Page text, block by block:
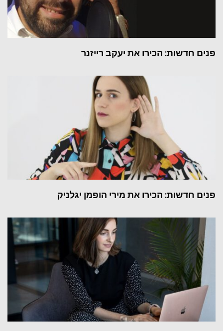
פנים חדשות: הכירו את יעקב רייזנר
פנים חדשות: הכירו את מירי הופמן יגלניק